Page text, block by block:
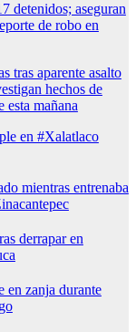
detenidos; aseguran
de robo en
tras aparente asalto
hechos de
esta mañana
en #Xalatlaco
mientras entrenaba
derrapar en
en zanja durante